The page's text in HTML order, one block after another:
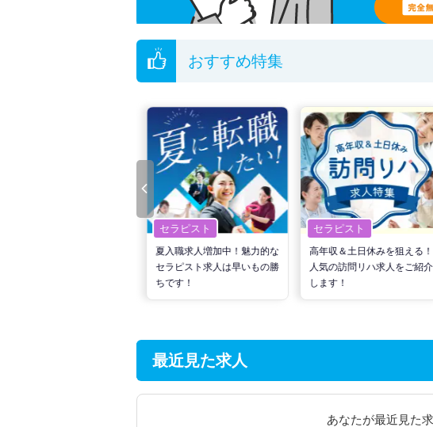
転職支援の他、情報収集や募集状況の確認も、お気軽にご相談
おすすめ特集
セラピスト
夏入職求人増加中！魅力的な
セラピスト求人は早いもの勝
ちです！
セラピスト
高年収＆土日休みを狙える！
人気の訪問リハ求人をご紹介
します！
最近見た求人
あなたが最近見た